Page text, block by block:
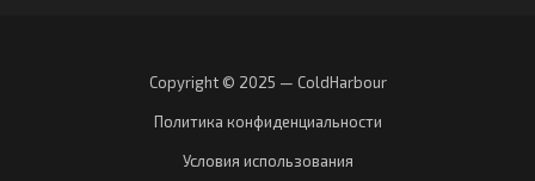
Copyright © 2025 — ColdHarbour
Политика конфиденциальности
Условия использования